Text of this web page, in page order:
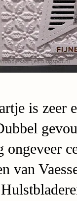
is zeer
ongeveer
van